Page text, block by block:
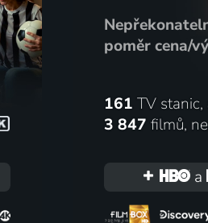
poměr cena/
161 TV stanic,
3 847 filmů,
a